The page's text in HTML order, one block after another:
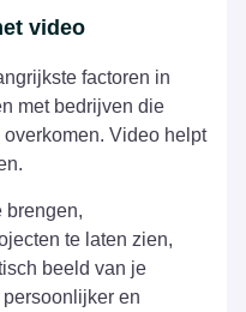
video
factoren in
met bedrijven die
Video helpt
brengen,
te laten zien,
beeld van je
en